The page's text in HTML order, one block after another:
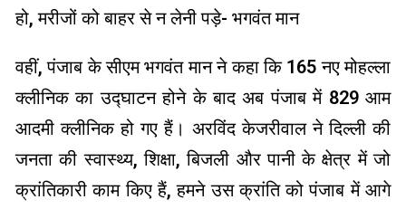
हो, मरीजों को बाहर से न लेनी पड़े- भगवंत मान
वहीं, पंजाब के सीएम भगवंत मान ने कहा कि 165 नए मोहल्ला
क्लीनिक का उद्घाटन होने के बाद अब पंजाब में 829 आम
आदमी क्लीनिक हो गए हैं। अरविंद केजरीवाल ने दिल्ली की
जनता की स्वास्थ्य, शिक्षा, बिजली और पानी के क्षेत्र में जो
क्रांतिकारी काम किए हैं, हमने उस क्रांति को पंजाब में आगे